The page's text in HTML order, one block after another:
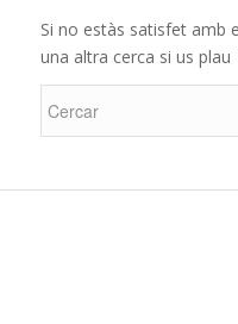
Si no estàs satisfet amb
una altra cerca si us plau